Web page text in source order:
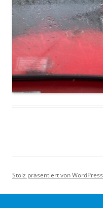
Stolz präsentiert von WordPress